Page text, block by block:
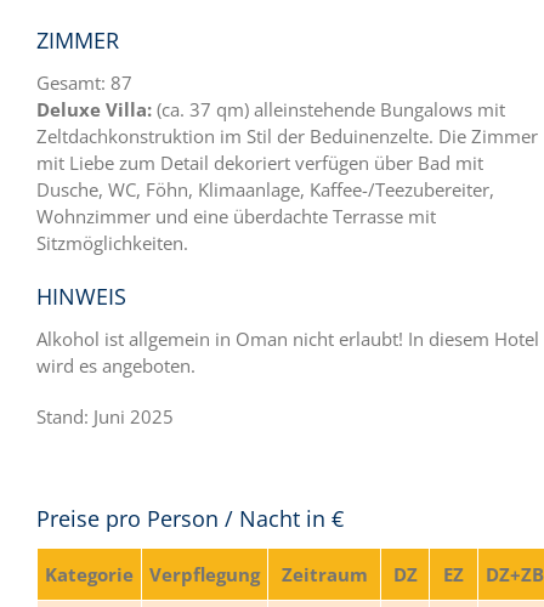
ZIMMER
Gesamt: 87
Deluxe Villa: (ca. 37 qm) alleinstehende Bungalows mit
Zeltdachkonstruktion im Stil der Beduinenzelte. Die Zimmer
mit Liebe zum Detail dekoriert verfügen über Bad mit
Dusche, WC, Föhn, Klimaanlage, Kaffee-/Teezubereiter,
Wohnzimmer und eine überdachte Terrasse mit
Sitzmöglichkeiten.
HINWEIS
Alkohol ist allgemein in Oman nicht erlaubt! In diesem Hotel
wird es angeboten.
Stand: Juni 2025
Preise pro Person / Nacht in €
Kategorie Verpflegung Zeitraum DZ EZ DZ+ZB